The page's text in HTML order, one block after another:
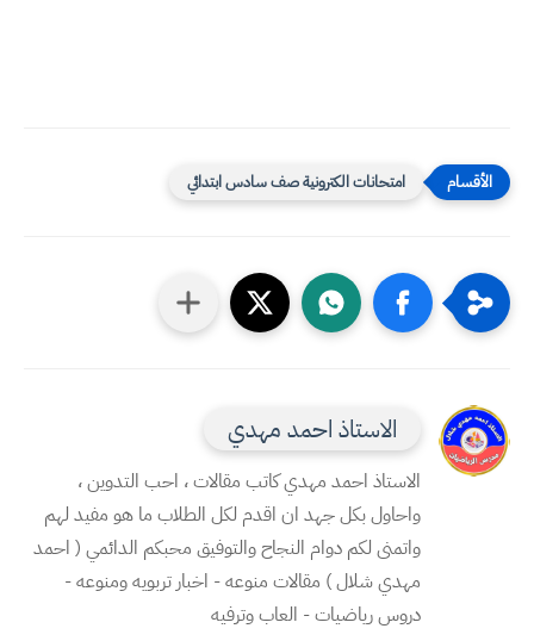
امتحانات الكترونية صف سادس ابتدائي
الاستاذ احمد مهدي
الاستاذ احمد مهدي كاتب مقالات ، احب التدوين ،
واحاول بكل جهد ان اقدم لكل الطلاب ما هو مفيد لهم
واتمنى لكم دوام النجاح والتوفيق محبكم الدائمي ( احمد
مهدي شلال ) مقالات منوعه - اخبار تربويه ومنوعه -
دروس رياضيات - العاب وترفيه